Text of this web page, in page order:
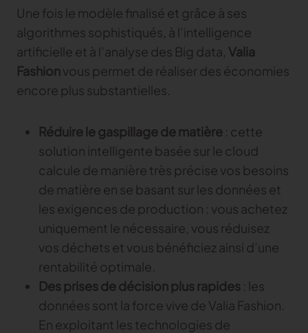
Une fois le modèle finalisé et grâce à ses
algorithmes sophistiqués, à l’intelligence
artificielle et à l’analyse des Big data, Valia
Fashionvous permet de réaliser des économies
encore plus substantielles.
Réduire le gaspillage de matière : cette
solution intelligente basée sur le cloud
calcule de manière très précise vos besoins
de matière en se basant sur les données et
les exigences de production : vous achetez
uniquement le nécessaire, vous réduisez
vos déchets et vous bénéficiez ainsi d’une
rentabilité optimale.
Des prises de décision plus rapides : les
données sont la force vive de Valia Fashion.
En exploitant les technologies de